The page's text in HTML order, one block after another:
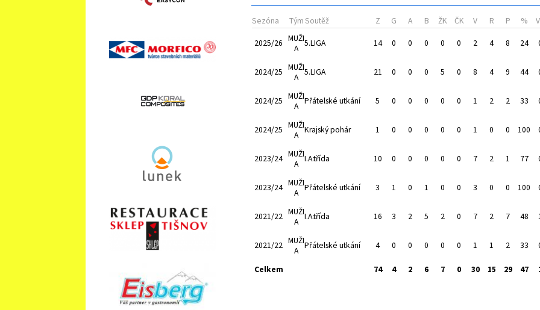
Sezóna TýmSoutěž Z G A B ŽK ČK V R P %
2025/26
MUŽI
A
5.LIGA 14 0 0 0 0 0 2 4 8 24
2024/25
MUŽI
A
5.LIGA 21 0 0 0 5 0 8 4 9 44
2024/25
MUŽI
A
Přátelské utkání 5 0 0 0 0 0 1 2 2 33
2024/25
MUŽI
A
Krajský pohár 1 0 0 0 0 0 1 0 0 100
2023/24 MUŽI
A
I.A.třída 10 0 0 0 0 0 7 2 1 77
2023/24 MUŽI
A
Přátelské utkání 3 1 0 1 0 0 3 0 0 100
2021/22 MUŽI
A
I.A.třída 16 3 2 5 2 0 7 2 7 48
2021/22 MUŽI
A
Přátelské utkání 4 0 0 0 0 0 1 1 2 33
Celkem 74 4 2 6 7 0 30 15 29 47